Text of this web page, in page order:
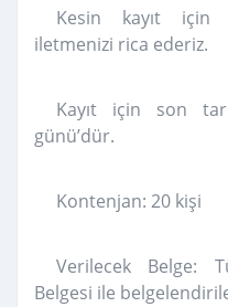
Kesin kayıt için
iletmenizi rica ederiz.
Kayıt için son
günü’dür.
Kontenjan: 20 kişi
Verilecek Belge:
Belgesi ile